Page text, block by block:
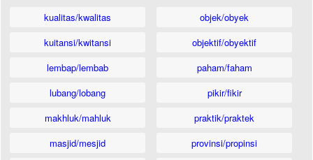
kualitas/kwalitas
kuitansi/kwitansi
lembap/lembab
lubang/lobang
makhluk/mahluk
masjid/mesjid
objek/obyek
objektif/obyektif
paham/faham
pikir/fikir
praktik/praktek
provinsi/propinsi